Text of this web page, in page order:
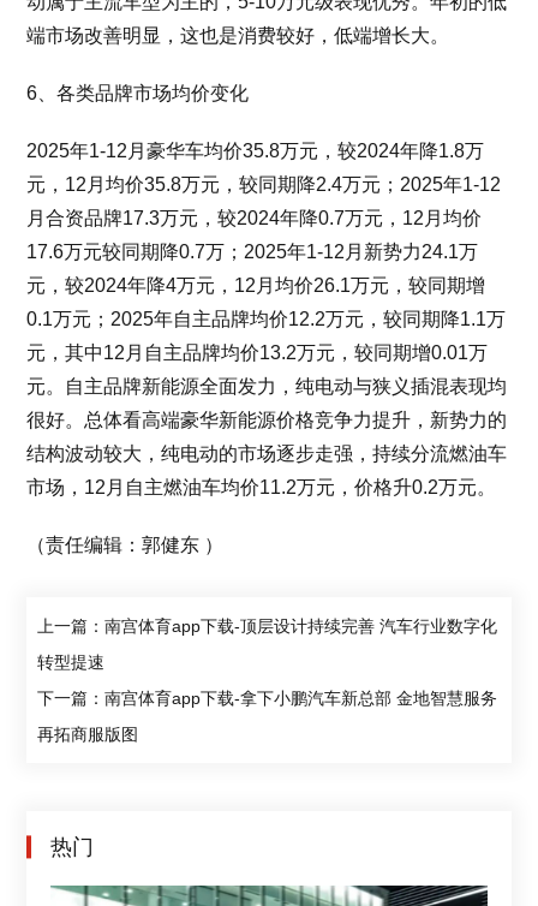
端市场改善明显，这也是消费较好，低端增长大。
6、各类品牌市场均价变化
2025年1-12月豪华车均价35.8万元，较2024年降1.8万
元，12月均价35.8万元，较同期降2.4万元；2025年1-12
月合资品牌17.3万元，较2024年降0.7万元，12月均价
17.6万元较同期降0.7万；2025年1-12月新势力24.1万
元，较2024年降4万元，12月均价26.1万元，较同期增
0.1万元；2025年自主品牌均价12.2万元，较同期降1.1万
元，其中12月自主品牌均价13.2万元，较同期增0.01万
元。自主品牌新能源全面发力，纯电动与狭义插混表现均
很好。总体看高端豪华新能源价格竞争力提升，新势力的
结构波动较大，纯电动的市场逐步走强，持续分流燃油车
市场，12月自主燃油车均价11.2万元，价格升0.2万元。
（责任编辑：郭健东 ）
上一篇：南宫体育app下载-顶层设计持续完善 汽车行业数字化
转型提速
下一篇：南宫体育app下载-拿下小鹏汽车新总部 金地智慧服务
再拓商服版图
热门